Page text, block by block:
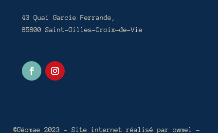
43 Quai Garcie Ferrande,
85800 Saint-Gilles-Croix-de-Vie
©Géomae 2023 – Site internet réalisé par owmel –